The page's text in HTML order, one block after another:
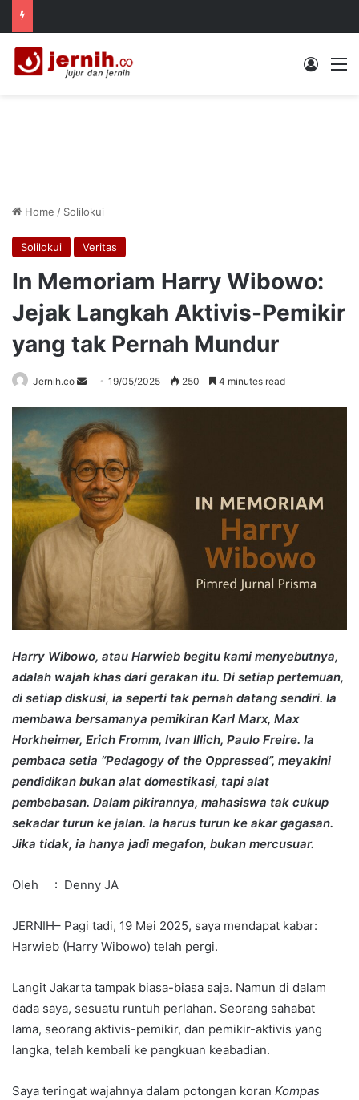
Log In
Home / Solilokui
Solilokui Veritas
In Memoriam Harry Wibowo:
Jejak Langkah Aktivis-Pemikir
yang tak Pernah Mundur
Jernih.co
Send
email
19/05/2025 250 4 minutes read
Harry Wibowo, atau Harwieb begitu kami menyebutnya,
adalah wajah khas dari gerakan itu. Di setiap pertemuan,
di setiap diskusi, ia seperti tak pernah datang sendiri. Ia
membawa bersamanya pemikiran Karl Marx, Max
Horkheimer, Erich Fromm, Ivan Illich, Paulo Freire. Ia
pembaca setia “Pedagogy of the Oppressed”, meyakini
pendidikan bukan alat domestikasi, tapi alat
pembebasan. Dalam pikirannya, mahasiswa tak cukup
sekadar turun ke jalan. Ia harus turun ke akar gagasan.
Jika tidak, ia hanya jadi megafon, bukan mercusuar.
Oleh : Denny JA
JERNIH– Pagi tadi, 19 Mei 2025, saya mendapat kabar:
Harwieb (Harry Wibowo) telah pergi.
Langit Jakarta tampak biasa-biasa saja. Namun di dalam
dada saya, sesuatu runtuh perlahan. Seorang sahabat
lama, seorang aktivis-pemikir, dan pemikir-aktivis yang
langka, telah kembali ke pangkuan keabadian.
Saya teringat wajahnya dalam potongan koran Kompas